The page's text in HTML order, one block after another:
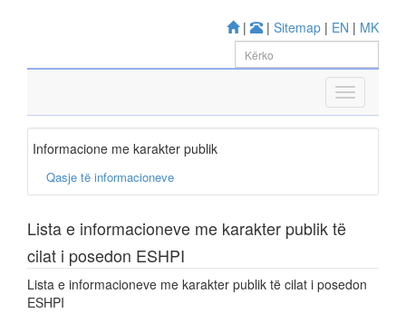
| | Sitemap | EN | MK
Informacione me karakter publik
Qasje të informacioneve
Lista e informacioneve me karakter publik të
cilat i posedon ESHPI
Lista e informacioneve me karakter publik të cilat i posedon
ESHPI